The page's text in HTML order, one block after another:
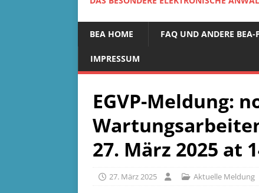
BEA HOME FAQ UND ANDERE BEA-
IMPRESSUM
EGVP-Meldung:
27. März 2025 at
27. März 2025 Aktuelle Meldung